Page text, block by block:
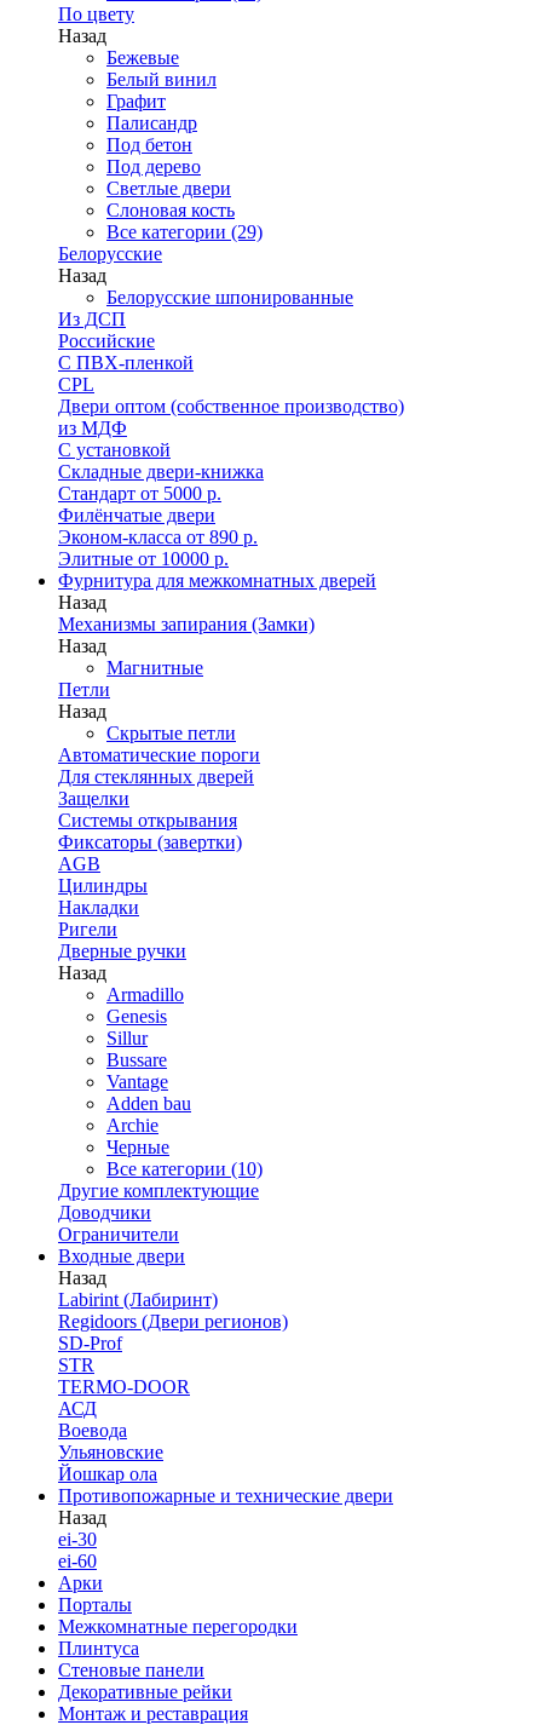
По цвету
Назад
Бежевые
Белый винил
Графит
Палисандр
Под бетон
Под дерево
Светлые двери
Слоновая кость
Все категории (29)
Белорусские
Назад
Белорусские шпонированные
Из ДСП
Российские
C ПВХ-пленкой
CPL
Двери оптом (собственное производство)
из МДФ
С установкой
Складные двери-книжка
Стандарт от 5000 р.
Филёнчатые двери
Эконом-класса от 890 р.
Элитные от 10000 р.
Фурнитура для межкомнатных дверей
Назад
Механизмы запирания (Замки)
Назад
Магнитные
Петли
Назад
Скрытые петли
Автоматические пороги
Для стеклянных дверей
Защелки
Системы открывания
Фиксаторы (завертки)
AGB
Цилиндры
Накладки
Ригели
Дверные ручки
Назад
Armadillo
Genesis
Sillur
Bussare
Vantage
Adden bau
Archie
Черные
Все категории (10)
Другие комплектующие
Доводчики
Ограничители
Входные двери
Назад
Labirint (Лабиринт)
Regidoors (Двери регионов)
SD-Prof
STR
TERMO-DOOR
АСД
Воевода
Ульяновские
Йошкар ола
Противопожарные и технические двери
Назад
ei-30
ei-60
Арки
Порталы
Межкомнатные перегородки
Плинтуса
Стеновые панели
Декоративные рейки
Монтаж и реставрация